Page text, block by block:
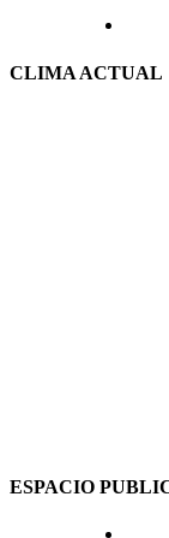
CLIMA ACTUAL
ESPACIO